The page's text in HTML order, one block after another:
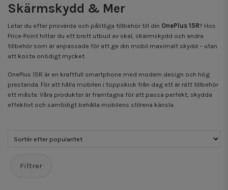
Skärmskydd & Mer
Letar du efter prisvärda och pålitliga tillbehör till din OnePlus 15R? Hos
Price-Point hittar du ett brett utbud av skal, skärmskydd och andra
tillbehör som är anpassade för att ge din mobil maximalt skydd – utan
att kosta onödigt mycket.
OnePlus 15R är en kraftfull smartphone med modern design och hög
prestanda. För att hålla mobilen i toppskick från dag ett är rätt tillbehör
ett måste. Våra produkter är framtagna för att passa perfekt, skydda
effektivt och samtidigt behålla mobilens stilrena känsla.
Filtrer